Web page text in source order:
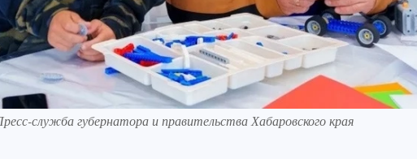
служба губернатора и правительства Хабаровского края